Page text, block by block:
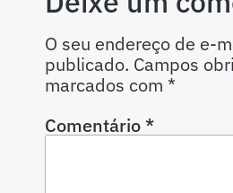
O seu endereço de e-
publicado. Campos
marcados com *
Comentário*